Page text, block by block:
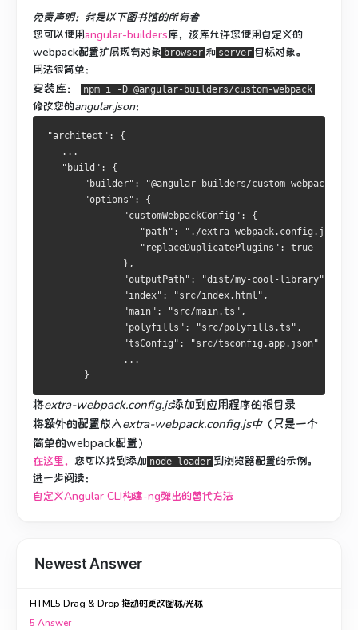
免责声明：我是以下图书馆的所有者
您可以使用angular-builders库，该库允许您使用自定义的
webpack配置扩展现有对象 browser 和 server 目标对象。
用法很简单：
安装库： npm i -D @angular-builders/custom-webpack
修改您的angular.json：
"architect": {
   ...
   "build": {
"builder": "@angular-builders/custom-
       "options": {
              "customWebpackConfig": {
                 "path": "./extra-webpack.config.js",
                 "replaceDuplicatePlugins": true
              },
              "outputPath": "dist/my-cool-library",
              "index": "src/index.html",
              "main": "src/main.ts",
              "polyfills": "src/polyfills.ts",
              "tsConfig": "src/tsconfig.app.json"
              ...
       }
将extra-webpack.config.js添加到应用程序的根目录
将额外的配置放入extra-webpack.config.js中（只是一个
简单的webpack配置）
在这里， 您可以找到添加 node-loader 到浏览器配置的示例。
进一步阅读：
自定义Angular CLI构建-ng弹出的替代方法
Newest Answer
HTML5 Drag & Drop 拖动时更改图标/光标
5 Answer